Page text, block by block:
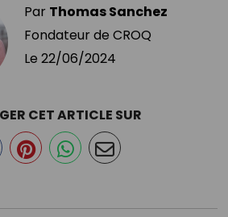
Par Thomas Sanchez
Fondateur de CROQ
Le 22/06/2024
CET ARTICLE SUR